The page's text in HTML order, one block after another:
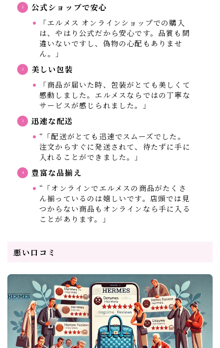
公式ショップで安心
「エルメス オンラインショップでの購入
は、やはり公式だから安心です。品質も間
違いないですし、偽物の心配もありませ
ん。」
美しい包装
「商品が届いた時、包装がとても美しくて
感動しました。エルメスならではの丁寧な
サービスが感じられました。」
迅速な配送
“「配送がとても迅速でスムーズでした。
注文からすぐに発送されて、待たずに手に
入れることができました。」
豊富な品揃え
“「オンラインでエルメスの商品がたくさ
ん揃っているのは嬉しいです。店頭では見
つからない商品もオンラインなら手に入る
ことがあります。」
悪い口コミ